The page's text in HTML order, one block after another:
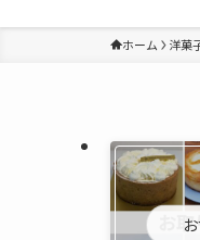
ホーム 洋菓